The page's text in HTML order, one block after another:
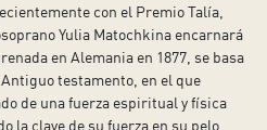
con el Premio Talía,
Yulia Matochkina encarnará
en Alemania en 1877, se basa
testamento, en el que
de una fuerza espiritual y física
la clave de su fuerza en su pelo.